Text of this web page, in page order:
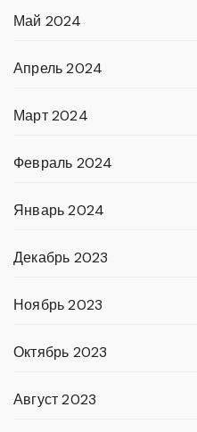
Май 2024
Апрель 2024
Март 2024
Февраль 2024
Январь 2024
Декабрь 2023
Ноябрь 2023
Октябрь 2023
Август 2023